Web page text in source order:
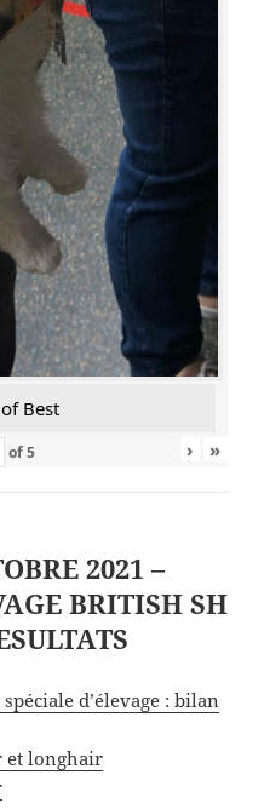
Best
of5 › »
2021 –
BRITISH SH
d’élevage : bilan
et longhair